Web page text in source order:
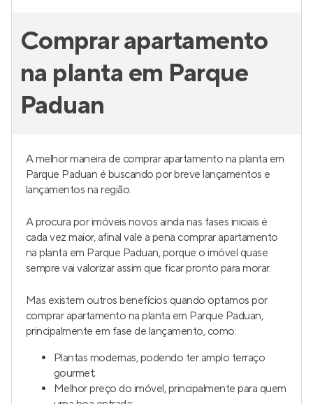
Comprar apartamento
na planta em Parque
Paduan
A melhor maneira de comprar apartamento na planta em
Parque Paduan é buscando por breve lançamentos e
lançamentos na região.
A procura por imóveis novos ainda nas fases iniciais é
cada vez maior, afinal vale a pena comprar apartamento
na planta em Parque Paduan, porque o imóvel quase
sempre vai valorizar assim que ficar pronto para morar.
Mas existem outros benefícios quando optamos por
comprar apartamento na planta em Parque Paduan,
principalmente em fase de lançamento, como:
Plantas modernas, podendo ter amplo terraço
gourmet;
Melhor preço do imóvel, principalmente para quem